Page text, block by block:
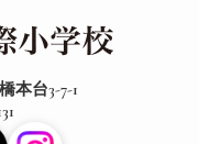
本台3-7-1